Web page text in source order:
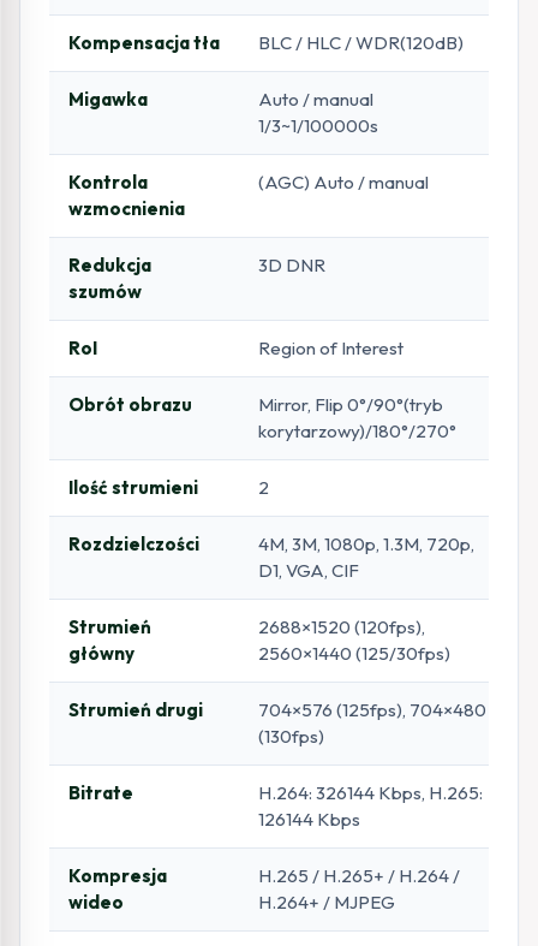
Kompensacja tła BLC / HLC / WDR(120dB)
Migawka
Auto / manual
1/3~1/100000s
Kontrola
wzmocnienia
(AGC) Auto / manual
Redukcja
szumów
3D DNR
RoI Region of Interest
Obrót obrazu
Mirror, Flip 0°/90°(tryb
korytarzowy)/180°/270°
Ilość strumieni 2
Rozdzielczości
4M, 3M, 1080p, 1.3M, 720p,
D1, VGA, CIF
Strumień
główny
2688×1520 (120fps),
2560×1440 (125/30fps)
Strumień drugi
704×576 (125fps), 704×480
(130fps)
Bitrate
H.264: 326144 Kbps, H.265:
126144 Kbps
Kompresja
wideo
H.265 / H.265+ / H.264 /
H.264+ / MJPEG